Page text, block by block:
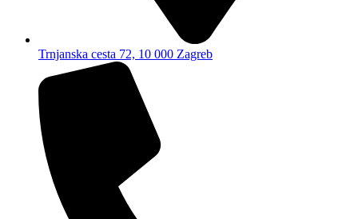
Trnjanska cesta 72, 10 000 Zagreb